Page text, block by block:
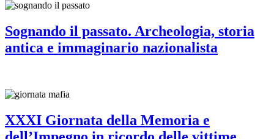
Sognando il passato. Archeologia, storia
antica e immaginario nazionalista
XXXI Giornata della Memoria e